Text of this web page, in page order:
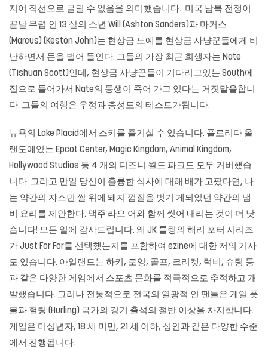
지어 직선으로 굴릴 수 없음을 의미했습니다.. 미국 남북 전쟁이
끝날 무렵 인 13 살의 소년 Will (Ashton Sanders)과 마커스
(Marcus) (Keston John)는 현상금 노예를 현상금 사냥꾼들에게 비
난하면서 돈을 벌어 들인다. 그들의 가장 최근 희생자는 Nate
(Tishuan Scott)인데, 현상금 사냥꾼들이 기다리고있는 South에
집으로 들어가서 Nate의 동생이 죽어 가고 있다는 거짓말을합니
다. 그들의 여행은 우정과 충성도의 테스트가됩니다.
뉴욕의 Lake Placid에서 스키를 즐기실 수 있습니다. 플로리다 올
랜도에있는 Epcot Center, Magic Kingdom, Animal Kingdom,
Hollywood Studios 등 4 개의 디즈니 월드 파크도 모두 커버했습
니다. 그리고 만일 당신이 훌륭한 식사에 대해 배가 고팠다면, 나
는 약간의 쟈스민 쌀 위에 돼지 껍질을 벗기 게되었던 약간의 냄
비 요리를 제안한다. 맥주 라오 어와 함께 씻어 내리는 것이 더 낫
습니다! 모든 일에 감사드립니다. 왜 JK 롤링의 해리 포터 시리즈
가 Just For For를 선택했는지를 포함하여 ezine에 대한 저의 기사
도 있습니다. 아일랜드는 하키, 로잉, 골프, 크리켓, 럭비, 슈팅 등
과 같은 다양한 게임에서 스포츠 문화를 적극적으로 추적하고 개
발했습니다. 그러나 전통적으로 전국의 열광적 인 팬들은 게일 풋
볼과 헐링 (Hurling) 국가의 경기 출석의 절반 이상을 차지합니다.
게임은 미성년자, 18 세 미만, 21 세 이하, 성인과 같은 다양한 수준
에서 진행됩니다.